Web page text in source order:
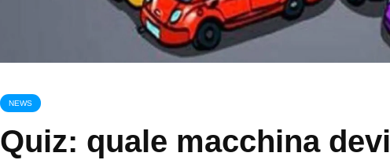
NEWS
Quiz: quale macchina devi